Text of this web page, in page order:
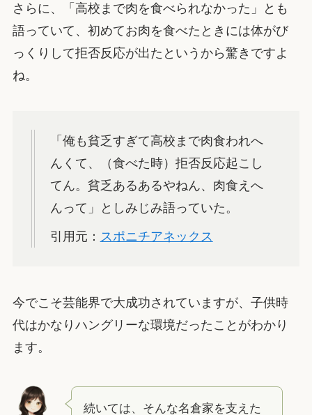
さらに、「高校まで肉を食べられなかった」とも
語っていて、初めてお肉を食べたときには体がび
っくりして拒否反応が出たというから驚きですよ
ね。
「俺も貧乏すぎて高校まで肉食われへ
んくて、（食べた時）拒否反応起こし
てん。貧乏あるあるやねん、肉食えへ
んって」としみじみ語っていた。
引用元： スポニチアネックス
今でこそ芸能界で大成功されていますが、子供時
代はかなりハングリーな環境だったことがわかり
ます。
続いては、そんな名倉家を支えた